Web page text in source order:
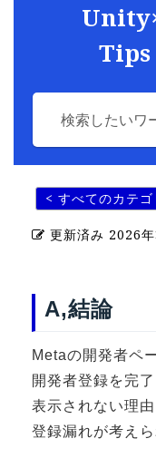
【2026年10月】AR
【2026年10月】VR
《SDGs》
U-15メタバースプ
受講生紹介
イベント
アクセスマップ
Tips
< すべてのカテゴ
更新済み 2026
A,結論
Metaの開発者ペ
開発者登録を完
表示されない理
登録漏れが考えら